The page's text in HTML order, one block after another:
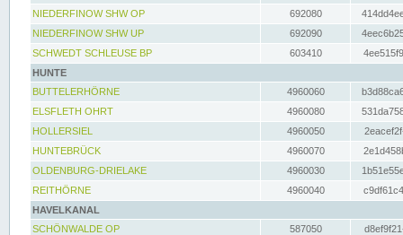
NIEDERFINOW SHW OP
692080
NIEDERFINOW SHW UP
692090
SCHWEDT SCHLEUSE BP
603410
HUNTE
BUTTELERHÖRNE
4960060
ELSFLETH OHRT
4960080
HOLLERSIEL
4960050
HUNTEBRÜCK
4960070
OLDENBURG-DRIELAKE
4960030
REITHÖRNE
4960040
HAVELKANAL
SCHÖNWALDE OP
587050